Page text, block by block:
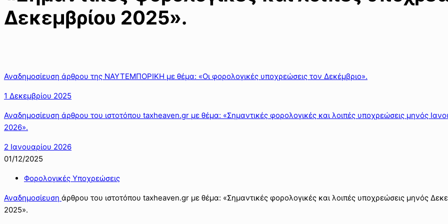
Δεκεμβρίου 2025».
Αναδημοσίευση άρθρου της ΝΑΥΤΕΜΠΟΡΙΚΗ με θέμα: «Οι φορολογικές υποχρεώσεις τον Δεκέμβριο».
1 Δεκεμβρίου 2025
Αναδημοσίευση άρθρου του ιστοτόπου taxheaven.gr με θέμα: «Σημαντικές φορολογικές και λοιπές υποχρεώσεις μηνός
2026».
2 Ιανουαρίου 2026
01/12/2025
Φορολογικές Υποχρεώσεις
Αναδημοσίευση άρθρου του ιστοτόπου taxheaven.gr με θέμα: «Σημαντικές φορολογικές και λοιπές υποχρεώσεις μηνός
2025».